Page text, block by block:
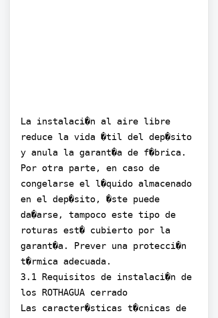
La instalaci�n al aire libre
reduce la vida �til del dep�sito
y anula la garant�a de f�brica.
Por otra parte, en caso de
congelarse el l�quido almacenado
en el dep�sito, �ste puede
da�arse, tampoco este tipo de
roturas est� cubierto por la
garant�a. Prever una protecci�n
t�rmica adecuada.
3.1 Requisitos de instalaci�n de
los ROTHAGUA cerrado
Las caracter�sticas t�cnicas de